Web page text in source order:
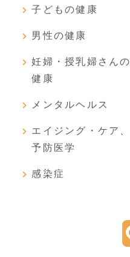
子どもの健康
男性の健康
妊婦・授乳婦さんの
健康
メンタルヘルス
エイジング・ケア、
予防医学
感染症